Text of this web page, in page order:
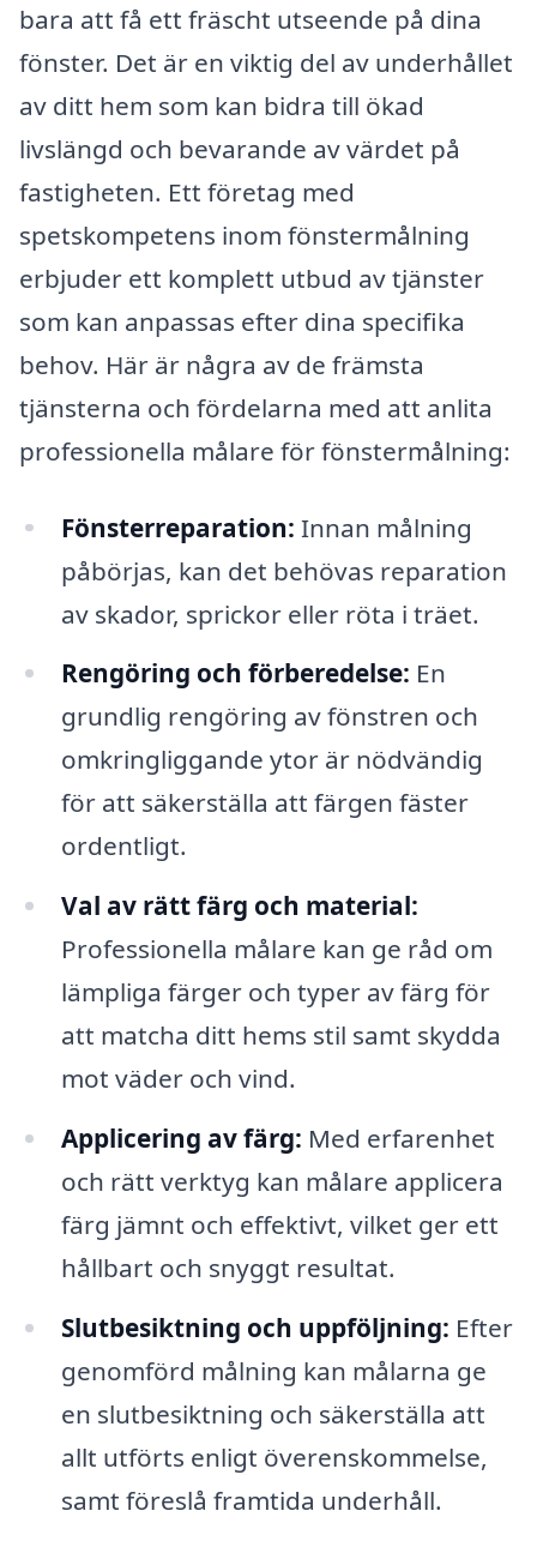
bara att få ett fräscht utseende på dina
fönster. Det är en viktig del av underhållet
av ditt hem som kan bidra till ökad
livslängd och bevarande av värdet på
fastigheten. Ett företag med
spetskompetens inom fönstermålning
erbjuder ett komplett utbud av tjänster
som kan anpassas efter dina specifika
behov. Här är några av de främsta
tjänsterna och fördelarna med att anlita
professionella målare för fönstermålning:
Fönsterreparation: Innan målning
påbörjas, kan det behövas reparation
av skador, sprickor eller röta i träet.
Rengöring och förberedelse: En
grundlig rengöring av fönstren och
omkringliggande ytor är nödvändig
för att säkerställa att färgen fäster
ordentligt.
Val av rätt färg och material:
Professionella målare kan ge råd om
lämpliga färger och typer av färg för
att matcha ditt hems stil samt skydda
mot väder och vind.
Applicering av färg: Med erfarenhet
och rätt verktyg kan målare applicera
färg jämnt och effektivt, vilket ger ett
hållbart och snyggt resultat.
Slutbesiktning och uppföljning: Efter
genomförd målning kan målarna ge
en slutbesiktning och säkerställa att
allt utförts enligt överenskommelse,
samt föreslå framtida underhåll.